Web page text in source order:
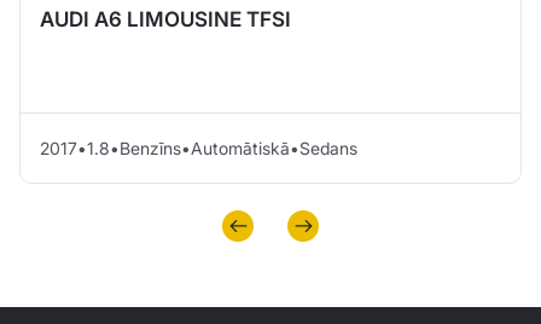
AUDI A6 LIMOUSINE TFSI
2017•1.8•Benzīns•Automātiskā•Sedans